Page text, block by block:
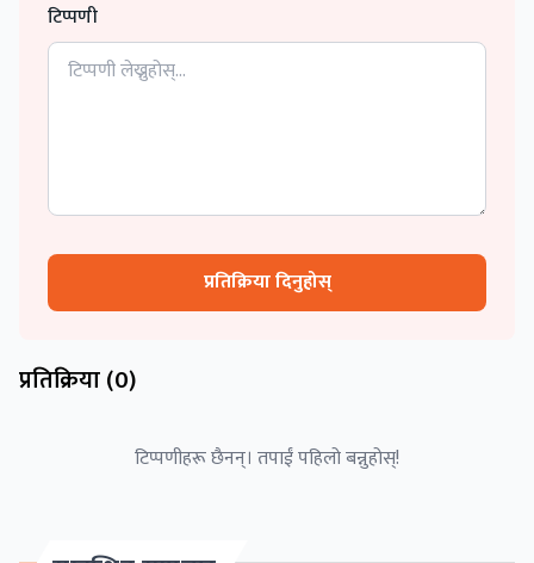
टिप्पणी
प्रतिक्रिया दिनुहोस्
प्रतिक्रिया (0)
टिप्पणीहरू छैनन्। तपाईं पहिलो बन्नुहोस्!